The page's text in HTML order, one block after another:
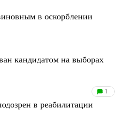
в оскорблении
кандидатом на выборах
1
в реабилитации